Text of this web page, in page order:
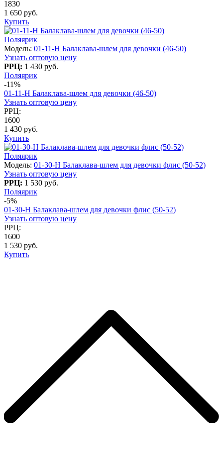
1830
1 650 руб.
Купить
Поляярик
Модель: 01-11-H Балаклава-шлем для девочки (46-50)
Узнать оптовую цену
РРЦ: 1 430 руб.
Поляярик
-11%
01-11-H Балаклава-шлем для девочки (46-50)
Узнать оптовую цену
РРЦ:
1600
1 430 руб.
Купить
Поляярик
Модель: 01-30-H Балаклава-шлем для девочки флис (50-52)
Узнать оптовую цену
РРЦ: 1 530 руб.
Поляярик
-5%
01-30-H Балаклава-шлем для девочки флис (50-52)
Узнать оптовую цену
РРЦ:
1600
1 530 руб.
Купить